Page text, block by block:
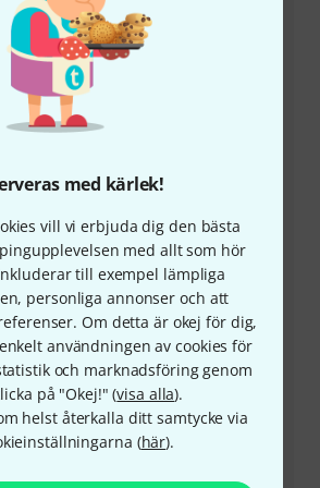
med kärlek!
vill vi erbjuda dig den bästa
med allt som hör
till exempel lämpliga
personliga annonser och att
Om detta är okej för dig,
användningen av cookies för
och marknadsföring genom
på "Okej!" (visa alla).
helst återkalla ditt samtycke via
(här).
+46-858097801
här för att hjälpa till med eventuella
i beredskap
- Centraleuropeisk
produkt